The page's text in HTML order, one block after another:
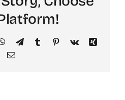
WhatsApp
TelegramTumblr PinterestVk
Xing
Email